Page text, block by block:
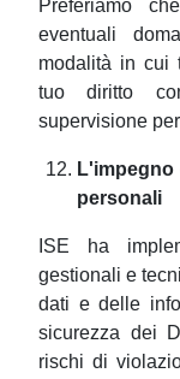
Preferiamo
eventuali
modalità in cui
tuo diritto
supervisione
L'impegno
personali
ISE ha
gestionali e
dati e delle
sicurezza dei
rischi di